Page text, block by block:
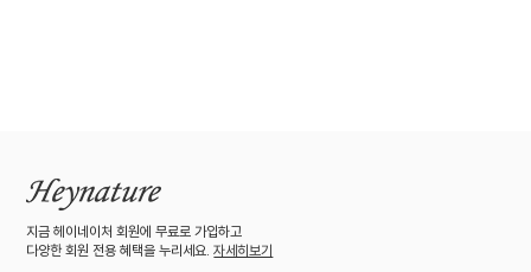
지금 헤이네이처 회원에 무료로 가입하고
다양한 회원 전용 혜택을 누리세요.자세히보기